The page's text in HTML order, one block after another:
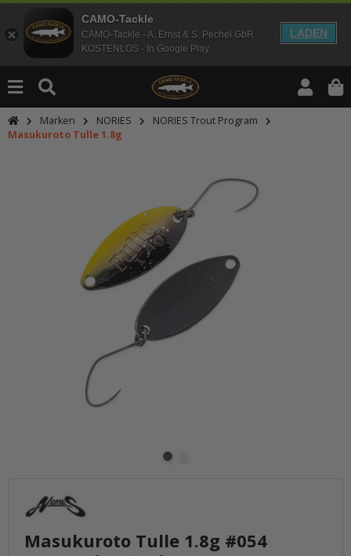
CAMO-Tackle
CAMO-Tackle - A. Ernst & S. Pechel GbR
KOSTENLOS - In Google Play
LADEN
Marken NORIES
NORIES Trout Program
Masukuroto Tulle 1.8g
An dieser Stelle findest Du
Möchtest Du Inhalte von
bitte in den Einstellungen zur
Masukuroto Tulle 1.8g #054